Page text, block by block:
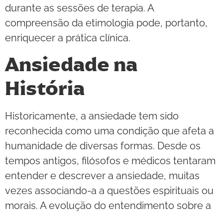
durante as sessões de terapia. A
compreensão da etimologia pode, portanto,
enriquecer a prática clínica.
Ansiedade na
História
Historicamente, a ansiedade tem sido
reconhecida como uma condição que afeta a
humanidade de diversas formas. Desde os
tempos antigos, filósofos e médicos tentaram
entender e descrever a ansiedade, muitas
vezes associando-a a questões espirituais ou
morais. A evolução do entendimento sobre a